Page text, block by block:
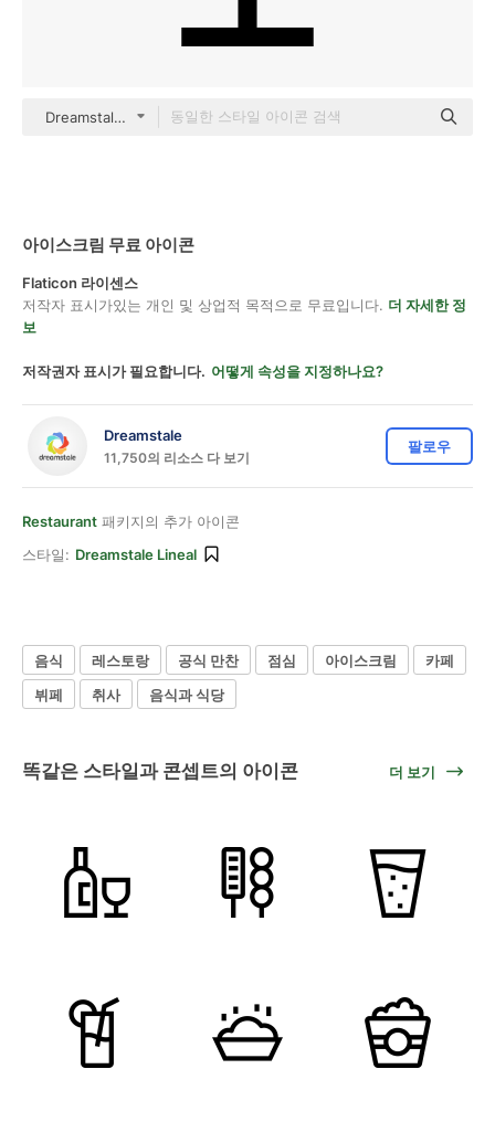
Dreamstale Lineal
아이스크림 무료 아이콘
Flaticon 라이센스
저작자 표시가있는 개인 및 상업적 목적으로 무료입니다. 더 자세한 정
보
저작권자 표시가 필요합니다. 어떻게 속성을 지정하나요?
Dreamstale
11,750의 리소스 다 보기
팔로우
Restaurant 패키지의 추가 아이콘
스타일: Dreamstale Lineal
음식 레스토랑 공식 만찬 점심 아이스크림
카페
뷔페
취사 음식과 식당
똑같은 스타일과 콘셉트의 아이콘 더 보기